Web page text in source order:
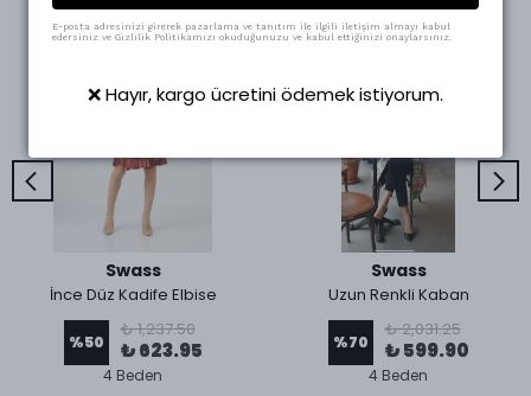
Swass
İnce Düz Kadife Elbise
%50
₺ 1,237.50
₺ 623.95
4 Beden
Swass
Uzun Renkli Kaban
%70
₺ 2,031.25
₺ 599.90
4 Beden
E-posta adresinizi girerek pazarlama ve tanıtım ile ilgili iletişim almayı kabul
edersiniz ve Gizlilik Politikamızı okuduğunuzu ve kabul ettiğinizi onaylarsınız.
❌ Hayır, kargo ücretini ödemek istiyorum.